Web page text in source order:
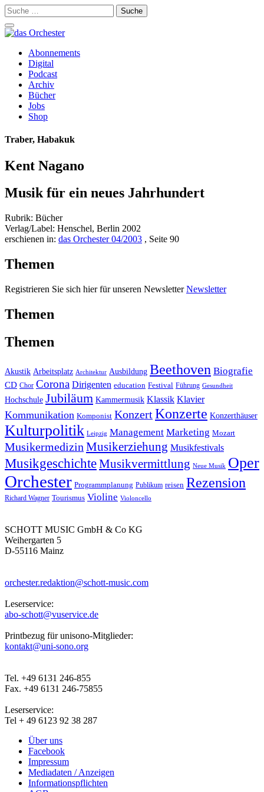
Suche
nach:
Schalte
Navigation
Zum
Inhalt
springen
Abonnements
Digital
Podcast
Archiv
Bücher
Jobs
Shop
Traber, Habakuk
Kent Nagano
Musik für ein neues Jahrhundert
Rubrik: Bücher
Verlag/Label: Henschel, Berlin 2002
erschienen in: das Orchester 04/2003 , Seite 90
Themen
Registrieren Sie sich hier für unseren NewsletterNewsletter
Themen
Themen
Akustik Arbeitsplatz Architektur Ausbildung Beethoven Biografie
CD Chor Corona Dirigenten education Festival Führung Gesundheit
Hochschule Jubiläum Kammermusik Klassik Klavier
Kommunikation Komponist KonzertKonzerte Konzerthäuser
Kulturpolitik Leipzig Management Marketing Mozart
Musikermedizin Musikerziehung Musikfestivals
MusikgeschichteMusikvermittlung Neue Musik Oper
Orchester Programmplanung Publikum reisen Rezension
Richard Wagner Tourismus Violine Violoncello
SCHOTT MUSIC GmbH & Co KG
Weihergarten 5
D-55116 Mainz
orchester.redaktion@schott-music.com
Leserservice:
abo-schott@vuservice.de
Printbezug für unisono-Mitglieder:
kontakt@uni-sono.org
Tel. +49 6131 246-855
Fax. +49 6131 246-75855
Leserservice:
Tel + 49 6123 92 38 287
Über uns
Facebook
Impressum
Mediadaten / Anzeigen
Informationspflichten